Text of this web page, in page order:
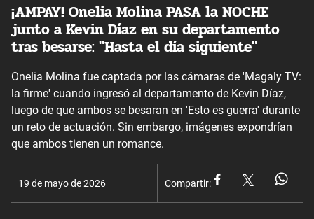
¡AMPAY! Onelia Molina PASA la NOCHE
junto a Kevin Díaz en su departamento
tras besarse: "Hasta el día siguiente"
Onelia Molina fue captada por las cámaras de 'Magaly TV:
la firme' cuando ingresó al departamento de Kevin Díaz,
luego de que ambos se besaran en 'Esto es guerra' durante
un reto de actuación. Sin embargo, imágenes expondrían
que ambos tienen un romance.
19 de mayo de 2026 Compartir: